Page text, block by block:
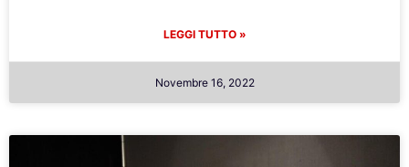
LEGGI TUTTO »
Novembre 16, 2022